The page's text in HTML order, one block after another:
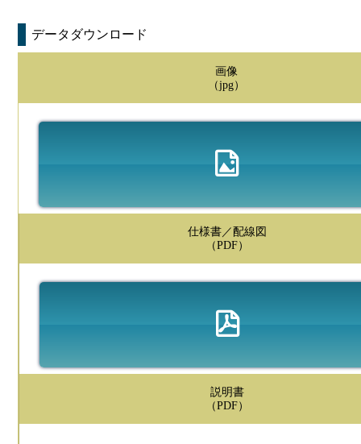
データダウンロード
画像
（jpg）
仕様書／配線図
（PDF）
説明書
（PDF）